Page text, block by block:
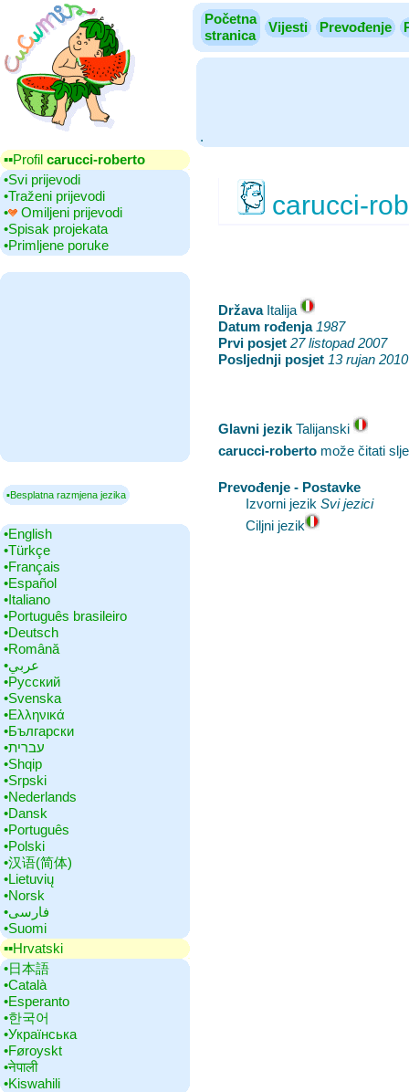
Početna
stranica
Vijesti Prevođenje
.
▪▪‎Profil carucci-roberto
•‎Svi prijevodi
•‎Traženi prijevodi
•‎
Omiljeni prijevodi
•‎Spisak projekata
•‎Primljene poruke
▪Besplatna razmjena jezika
•‎English
•‎Türkçe
•‎Français
•‎Español
•‎Italiano
•‎Português brasileiro
•‎Deutsch
•‎Română
•‎عربي
•‎Русский
•‎Svenska
•‎Ελληνικά
•‎Български
•‎עברית
•‎Shqip
•‎Srpski
•‎Nederlands
•‎Dansk
•‎Português
•‎Polski
•‎汉语(简体)
•‎Lietuvių
•‎Norsk
•‎فارسی
•‎Suomi
▪▪‎Hrvatski
•‎日本語
•‎Català
•‎Esperanto
•‎한국어
•‎Українська
•‎Føroyskt
•‎नेपाली
•‎Kiswahili
carucci-
Država‎Italija
Datum rođenja‎ 1987
Prvi posjet 27 listopad 2007
Posljednji posjet 13 rujan
Glavni jezik ‎Talijanski
carucci-roberto može čitati
Prevođenje - Postavke
Izvorni jezik Svi jezici
Ciljni jezik